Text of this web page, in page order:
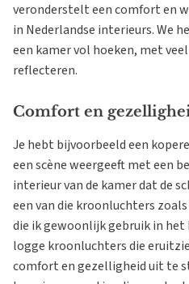
veronderstelt een comfort en
in Nederlandse interieurs. We
een kamer vol hoeken, met
reflecteren.
Comfort en
Je hebt bijvoorbeeld een
een scène weergeeft met een
interieur van de kamer dat de
een van die kroonluchters
die ik gewoonlijk gebruik in het
logge kroonluchters die
comfort en gezelligheid uit te